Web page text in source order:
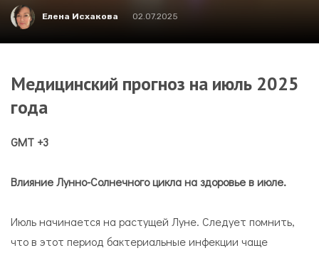
Елена Исхакова 02.07.2025
Медицинский прогноз на июль 2025
года
GMT +3
Влияние Лунно-Солнечного цикла на здоровье в июле.
Июль начинается на растущей Луне. Следует помнить,
что в этот период бактериальные инфекции чаще